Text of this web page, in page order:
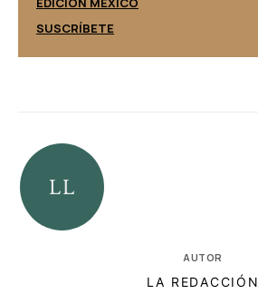
SUSCRÍBETE
AUTOR
LA REDACCIÓN